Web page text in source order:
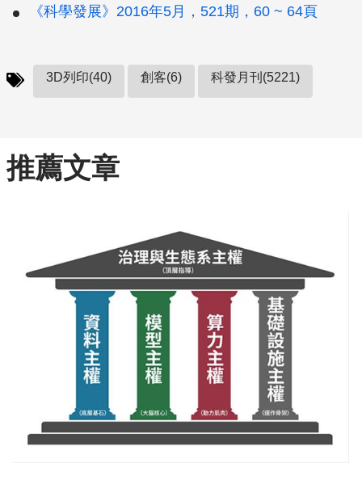
《科學發展》2016年5月，521期，60 ~ 64頁
3D列印(40) 創客(6) 科發月刊(5221)
推薦文章